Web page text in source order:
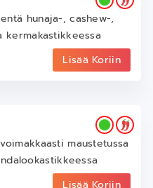
hunaja-, cashew-,
Lisää Koriin
maustetussa
Lisää Koriin